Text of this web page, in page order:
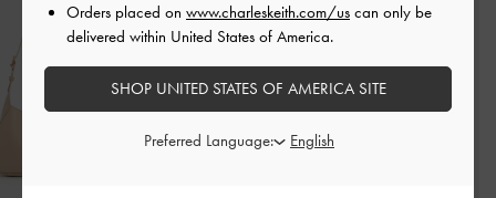
Orders placed on www.charleskeith.com/us can only be
delivered within United States of America.
SHOP UNITED STATES OF AMERICA SITE
Preferred Language: